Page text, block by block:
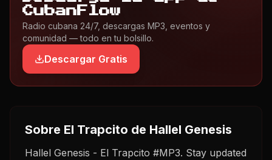
CubanFlow
Radio cubana 24/7, descargas MP3, eventos y
comunidad — todo en tu bolsillo.
Descargar Gratis
Sobre El Trapcito de Hallel Genesis
Hallel Genesis - El Trapcito #MP3. Stay updated